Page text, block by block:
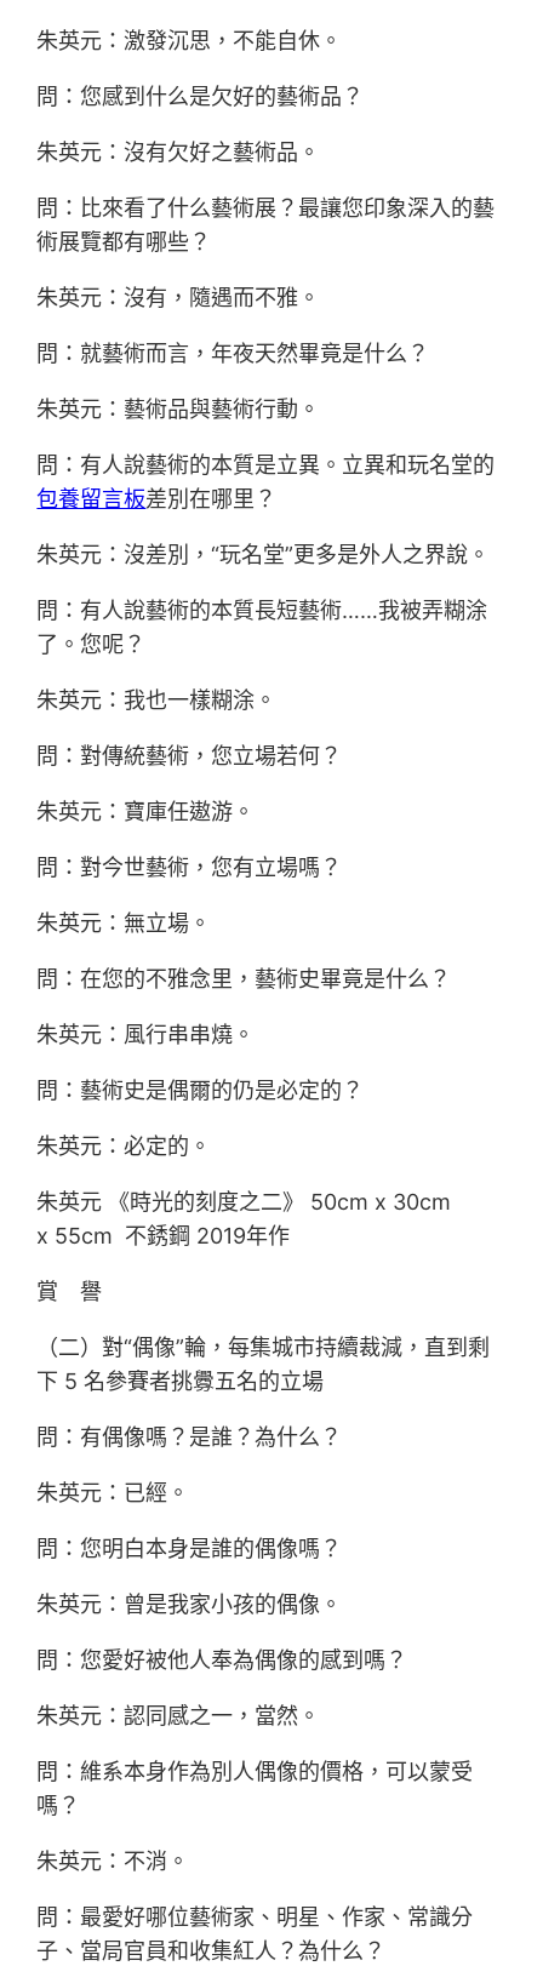
朱英元：激發沉思，不能自休。
問：您感到什么是欠好的藝術品？
朱英元：沒有欠好之藝術品。
問：比來看了什么藝術展？最讓您印象深入的藝
術展覽都有哪些？
朱英元：沒有，隨遇而不雅。
問：就藝術而言，年夜天然畢竟是什么？
朱英元：藝術品與藝術行動。
問：有人說藝術的本質是立異。立異和玩名堂的
包養留言板差別在哪里？
朱英元：沒差別，“玩名堂”更多是外人之界說。
問：有人說藝術的本質長短藝術……我被弄糊涂
了。您呢？
朱英元：我也一樣糊涂。
問：對傳統藝術，您立場若何？
朱英元：寶庫任遨游。
問：對今世藝術，您有立場嗎？
朱英元：無立場。
問：在您的不雅念里，藝術史畢竟是什么？
朱英元：風行串串燒。
問：藝術史是偶爾的仍是必定的？
朱英元：必定的。
朱英元 《時光的刻度之二》 50cm x 30cm
x 55cm 不銹鋼 2019年作
賞 譽
（二）對“偶像”輪，每集城市持續裁減，直到剩
下 5 名參賽者挑釁五名的立場
問：有偶像嗎？是誰？為什么？
朱英元：已經。
問：您明白本身是誰的偶像嗎？
朱英元：曾是我家小孩的偶像。
問：您愛好被他人奉為偶像的感到嗎？
朱英元：認同感之一，當然。
問：維系本身作為別人偶像的價格，可以蒙受
嗎？
朱英元：不消。
問：最愛好哪位藝術家、明星、作家、常識分
子、當局官員和收集紅人？為什么？